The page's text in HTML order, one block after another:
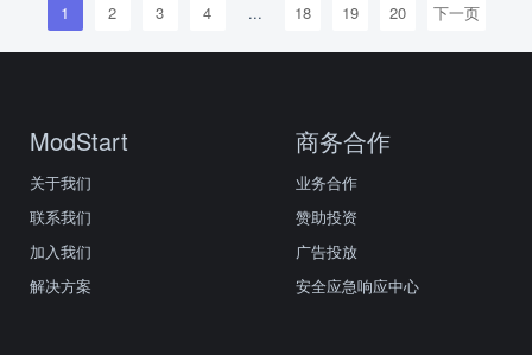
1 2 3 4 ... 18 19 20 下一页
ModStart
关于我们
联系我们
加入我们
解决方案
商务合作
业务合作
赞助投资
广告投放
安全应急响应中心